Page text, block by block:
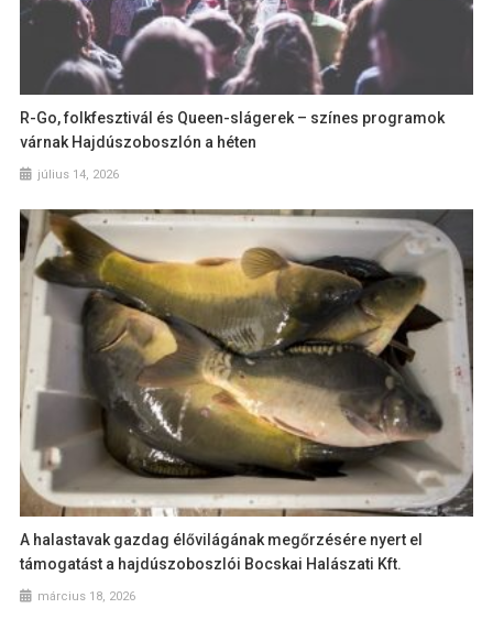
R-Go, folkfesztivál és Queen-slágerek – színes programok
várnak Hajdúszoboszlón a héten
július 14, 2026
A halastavak gazdag élővilágának megőrzésére nyert el
támogatást a hajdúszoboszlói Bocskai Halászati Kft.
március 18, 2026